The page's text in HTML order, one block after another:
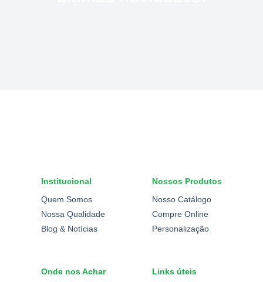
Institucional
Quem Somos
Nossa Qualidade
Blog & Notícias
Nossos Produtos
Nosso Catálogo
Compre Online
Personalização
Onde nos Achar Links úteis